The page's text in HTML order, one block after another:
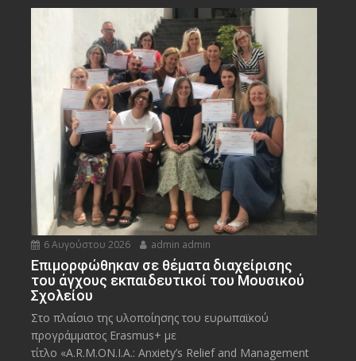
6 Αυγούστου 2026 admin admin
Eπιμορφώθηκαν σε θέματα διαχείρισης
του άγχους εκπαιδευτικοί του Μουσικού
Σχολείου
Στο πλαίσιο της υλοποίησης του ευρωπαϊκού
προγράμματος Erasmus+ με
τίτλο «A.R.M.ON.I.A.: Anxiety’s Relief and Management